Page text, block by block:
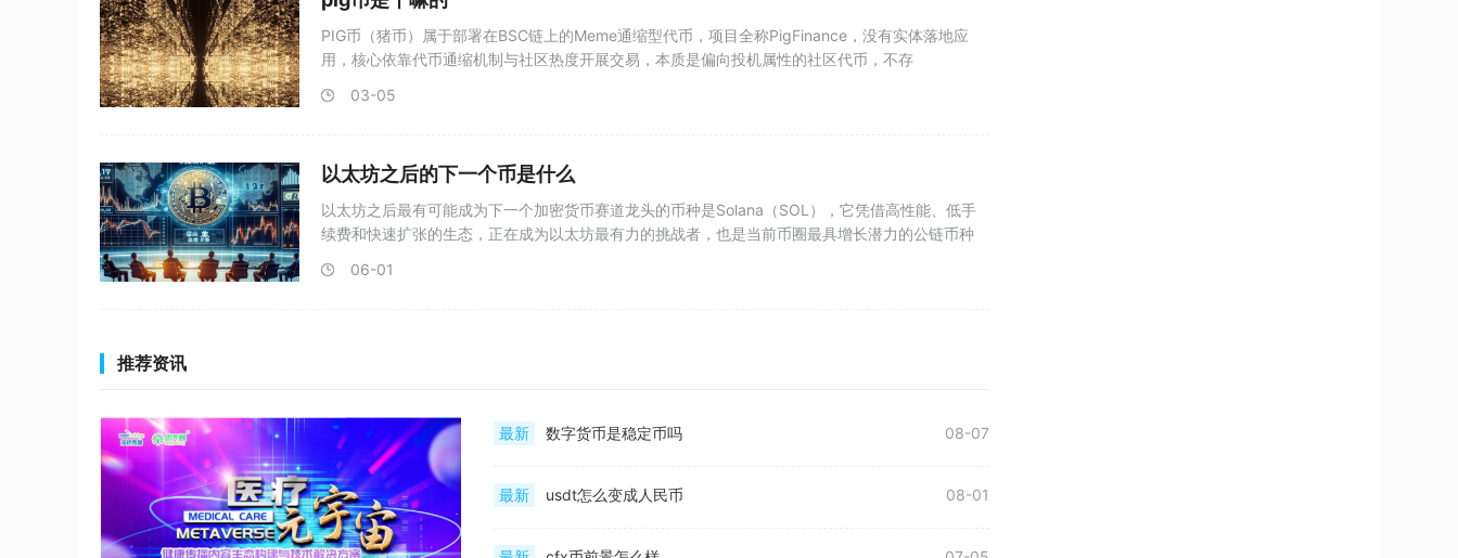
PIG币（猪币）属于部署在BSC链上的Meme通缩型代币，项目全称PigFinance，没有实体落地应
用，核心依靠代币通缩机制与社区热度开展交易，本质是偏向投机属性的社区代币，不存
03-05
以太坊之后的下一个币是什么
以太坊之后最有可能成为下一个加密货币赛道龙头的币种是Solana（SOL），它凭借高性能、低手
续费和快速扩张的生态，正在成为以太坊最有力的挑战者，也是当前币圈最具增长潜力的公链币种
06-01
推荐资讯
最新 数字货币是稳定币吗 08-07
最新 usdt怎么变成人民币 08-01